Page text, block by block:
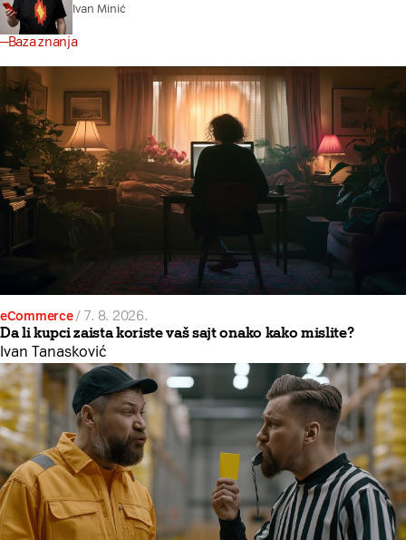
Ivan Minić
Baza znanja
eCommerce/ 7. 8. 2026.
Da li kupci zaista koriste vaš sajt onako kako mislite?
Ivan Tanasković